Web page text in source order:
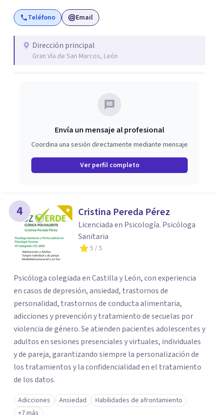
perspectiva de terapia breve y centrada en soluciones.
Además, utilizando la realidad virtual como forma de
rápida.
Teléfono Email
Dirección principal
Gran Vía de San Marcos, León
Envía un mensaje al profesional
Coordina una sesión directamente mediante mensaje
Ver perfil completo
4 Cristina Pereda Pérez
Licenciada en Psicología. Psicóloga
Sanitaria
5 / 5
Psicóloga colegiada en Castilla y León, con experiencia
en casos de depresión, ansiedad, trastornos de
personalidad, trastornos de conducta alimentaria,
adicciones y prevención y tratamiento de secuelas por
violencia de género. Se atienden pacientes adolescentes y
adultos en sesiones presenciales y virtuales, individuales
y de pareja, garantizando siempre la personalización de
los tratamientos y la confidencialidad en el tratamiento
de los datos.
Adicciones Ansiedad
Habilidades de afrontamiento
+7 más